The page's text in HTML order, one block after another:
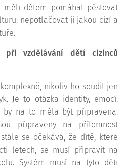
měli dětem pomáhat pěstovat
nepotlačovat ji jakou cizí a
vzdělávání dětí cizinců
nikoliv ho soudit jen
Je to otázka identity, emocí,
na to měla být připravena.
připraveny na přítomnost
se očekává, že dítě, které
letech, se musí připravit na
Systém musí na tyto děti